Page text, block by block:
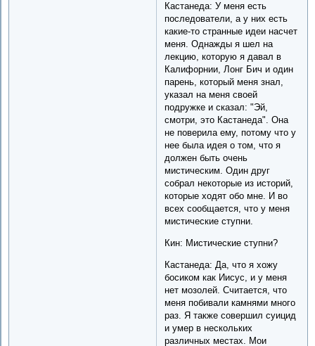
Кастанеда: У меня есть
последователи, а у них есть
какие-то странные идеи насчет
меня. Однажды я шел на
лекцию, которую я давал в
Калифорнии, Лонг Бич и один
парень, который меня знал,
указал на меня своей
подружке и сказал: "Эй,
смотри, это Кастанеда". Она
не поверила ему, потому что у
нее была идея о том, что я
должен быть очень
мистическим. Один друг
собрал некоторые из историй,
которые ходят обо мне. И во
всех сообщается, что у меня
мистические ступни.
Кин: Мистические ступни?
Кастанеда: Да, что я хожу
босиком как Иисус, и у меня
нет мозолей. Считается, что
меня побивали камнями много
раз. Я также совершил суицид
и умер в нескольких
различных местах. Мои